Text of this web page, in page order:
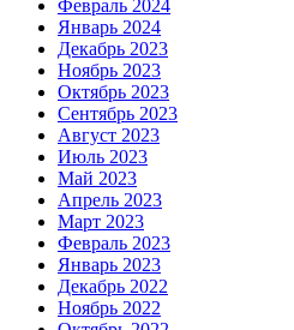
Февраль 2024
Январь 2024
Декабрь 2023
Ноябрь 2023
Октябрь 2023
Сентябрь 2023
Август 2023
Июль 2023
Май 2023
Апрель 2023
Март 2023
Февраль 2023
Январь 2023
Декабрь 2022
Ноябрь 2022